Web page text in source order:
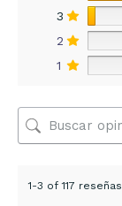
3
2
1
1-3 of 117 reseñas